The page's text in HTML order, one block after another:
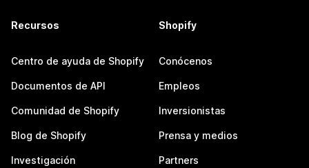
Recursos
Centro de ayuda de Shopify
Documentos de API
Comunidad de Shopify
Blog de Shopify
Investigación
Shopify
Conócenos
Empleos
Inversionistas
Prensa y medios
Partners